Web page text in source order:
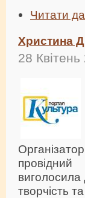
Читати
Христина
28
творчість